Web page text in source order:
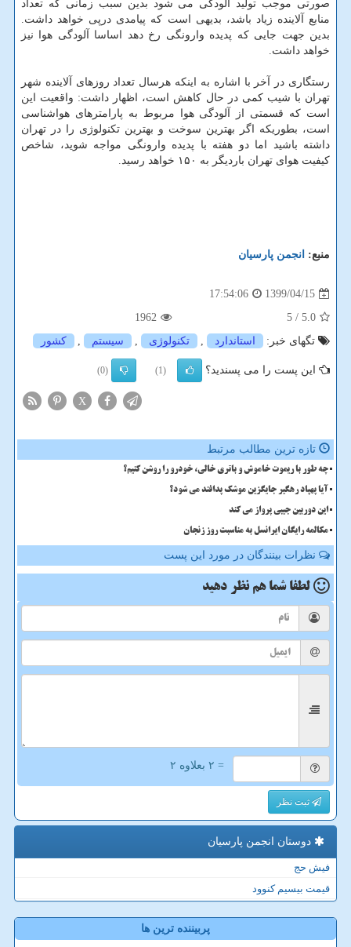
صورتی موجب تولید آلودگی می شود بدین سبب زمانی که تعداد
منابع آلاینده زیاد باشد، بدیهی است که پیامدی درپی خواهد داشت.
بدین جهت جایی که پدیده وارونگی رخ دهد اساسا آلودگی هوا نیز
خواهد داشت.
رستگاری در آخر با اشاره به اینکه هرسال تعداد روزهای آلاینده شهر
تهران با شیب کمی در حال کاهش است، اظهار داشت: واقعیت این
است که قسمتی از آلودگی هوا مربوط به پارامترهای هواشناسی
است، بطوریکه اگر بهترین سوخت و بهترین تکنولوژی را در تهران
داشته باشید اما دو هفته با پدیده وارونگی مواجه شوید، شاخص
کیفیت هوای تهران باردیگر به ۱۵۰ خواهد رسید.
منبع: انجمن پارسیان
1399/04/15
17:54:06
5.0
/ 5
1962
تگهای خبر:
استاندارد , تكنولوژی , سیستم , كشور
این پست را می پسندید؟ (1)
(0)
X
تازه ترین مطالب مرتبط
چه طور با ریموت خاموش و باتری خالی، خودرو را روشن کنیم؟
آیا پهپاد رهگیر جایگزین موشک پدافند می شود؟
این دوربین جیبی پرواز می کند
مکالمه رایگان ایرانسل به مناسبت روز زنجان
نظرات بینندگان در مورد این پست
لطفا شما هم نظر دهید
= ۲ بعلاوه ۲
ثبت نظر
دوستان انجمن پارسیان
فیش حج
قیمت بیسیم کنوود
پربیننده ترین ها